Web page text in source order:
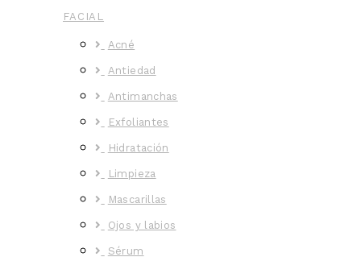
FACIAL
Acné
Antiedad
Antimanchas
Exfoliantes
Hidratación
Limpieza
Mascarillas
Ojos y labios
Sérum